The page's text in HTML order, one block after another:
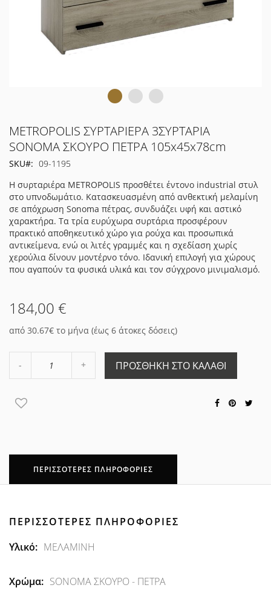
Μετάβαση
στην
αρχή
της
εικόνων
METROPOLIS ΣΥΡΤΑΡΙΕΡΑ 3ΣΥΡΤΑΡΙΑ
SONOMA ΣΚΟΥΡΟ ΠΕΤΡΑ 105x45x78cm
SKU
09-1195
Η συρταριέρα METROPOLIS προσθέτει έντονο industrial στυλ
στο υπνοδωμάτιο. Κατασκευασμένη από ανθεκτική μελαμίνη
σε απόχρωση Sonoma πέτρας, συνδυάζει υφή και αστικό
χαρακτήρα. Τα τρία ευρύχωρα συρτάρια προσφέρουν
πρακτικό αποθηκευτικό χώρο για ρούχα και προσωπικά
αντικείμενα, ενώ οι λιτές γραμμές και η σχεδίαση χωρίς
χερούλια δίνουν μοντέρνο τόνο. Ιδανική επιλογή για χώρους
που αγαπούν τα φυσικά υλικά και τον σύγχρονο μινιμαλισμό.
184,00 €
από 30.67€ το μήνα (έως 6 άτοκες δόσεις)
κατά
1
Αύξηση
ΠΡΟΣΘΉΚΗ ΣΤΟ ΚΑΛΆΘΙ
ΠΕΡΙΣΣΌΤΕΡΕΣ ΠΛΗΡΟΦΟΡΊΕΣ
ΠΕΡΙΣΣΌΤΕΡΕΣ ΠΛΗΡΟΦΟΡΊΕΣ
ΠερισσότερεςΜΕΛΑΜΙΝΗ
SONOMA ΣΚΟΥΡΟ - ΠΕΤΡΑ